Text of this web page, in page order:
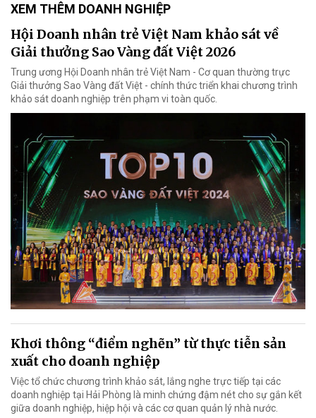
XEM THÊM DOANH NGHIỆP
Hội Doanh nhân trẻ Việt Nam khảo sát về
Giải thưởng Sao Vàng đất Việt 2026
Trung ương Hội Doanh nhân trẻ Việt Nam - Cơ quan thường trực
Giải thưởng Sao Vàng đất Việt - chính thức triển khai chương trình
khảo sát doanh nghiệp trên phạm vi toàn quốc.
Khơi thông “điểm nghẽn” từ thực tiễn sản
xuất cho doanh nghiệp
Việc tổ chức chương trình khảo sát, lắng nghe trực tiếp tại các
doanh nghiệp tại Hải Phòng là minh chứng đậm nét cho sự gắn kết
giữa doanh nghiệp, hiệp hội và các cơ quan quản lý nhà nước.